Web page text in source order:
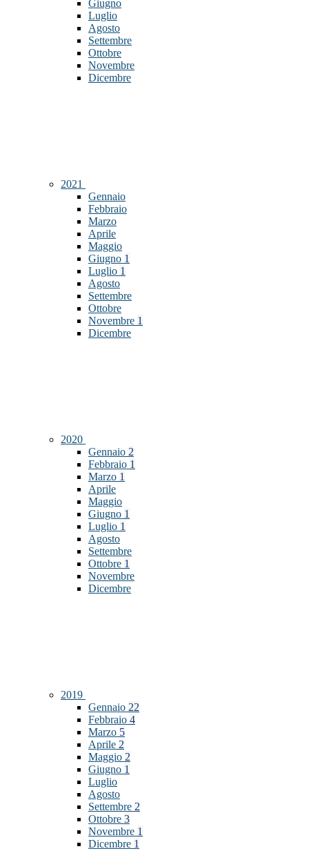
Giugno
Luglio
Agosto
Settembre
Ottobre
Novembre
Dicembre
2021
Gennaio
Febbraio
Marzo
Aprile
Maggio
Giugno 1
Luglio 1
Agosto
Settembre
Ottobre
Novembre 1
Dicembre
2020
Gennaio 2
Febbraio 1
Marzo 1
Aprile
Maggio
Giugno 1
Luglio 1
Agosto
Settembre
Ottobre 1
Novembre
Dicembre
2019
Gennaio 22
Febbraio 4
Marzo 5
Aprile 2
Maggio 2
Giugno 1
Luglio
Agosto
Settembre 2
Ottobre 3
Novembre 1
Dicembre 1